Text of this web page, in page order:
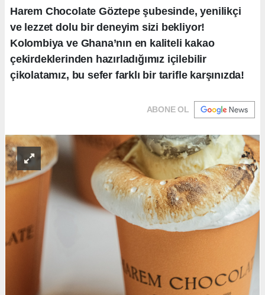
Harem Chocolate Göztepe şubesinde, yenilikçi
ve lezzet dolu bir deneyim sizi bekliyor!
Kolombiya ve Ghana’nın en kaliteli kakao
çekirdeklerinden hazırladığımız içilebilir
çikolatamız, bu sefer farklı bir tarifle karşınızda!
ABONE OL